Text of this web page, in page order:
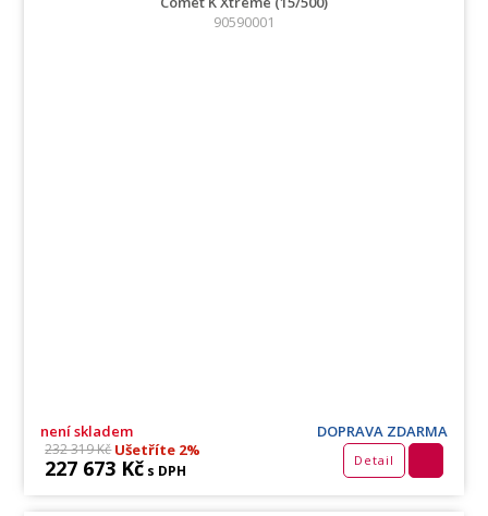
90590001
není skladem DOPRAVA ZDARMA
232 319 KčUšetříte 2%
227 673 Kč s DPH
Detail